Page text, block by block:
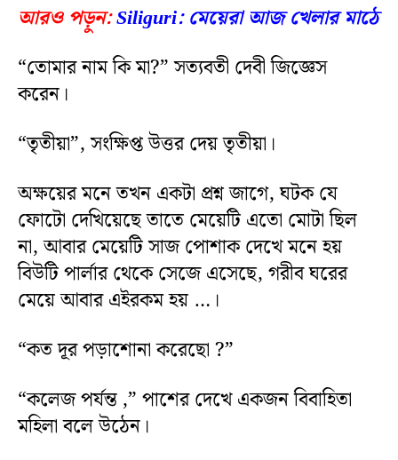
আরও পড়ুন:Siliguri: মেয়েরা আজ খেলার মাঠে
“তোমার নাম কি মা?” সত্যবতী দেবী জিজ্ঞেস
করেন।
“তৃতীয়া”, সংক্ষিপ্ত উত্তর দেয় তৃতীয়া।
অক্ষয়ের মনে তখন একটা প্রশ্ন জাগে, ঘটক যে
ফোটো দেখিয়েছে তাতে মেয়েটি এতো মোটা ছিল
না, আবার মেয়েটি সাজ পোশাক দেখে মনে হয়
বিউটি পার্লার থেকে সেজে এসেছে, গরীব ঘরের
মেয়ে আবার এইরকম হয় …।
“কত দূর পড়াশোনা করেছো ?”
“কলেজ পর্যন্ত ,” পাশের দেখে একজন বিবাহিতা
মহিলা বলে উঠেন।